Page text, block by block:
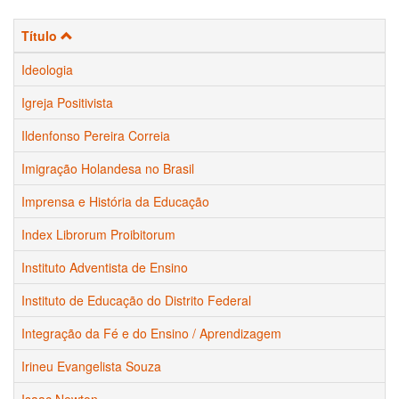
Título
Ideologia
Igreja Positivista
Ildenfonso Pereira Correia
Imigração Holandesa no Brasil
Imprensa e História da Educação
Index Librorum Proibitorum
Instituto Adventista de Ensino
Instituto de Educação do Distrito Federal
Integração da Fé e do Ensino / Aprendizagem
Irineu Evangelista Souza